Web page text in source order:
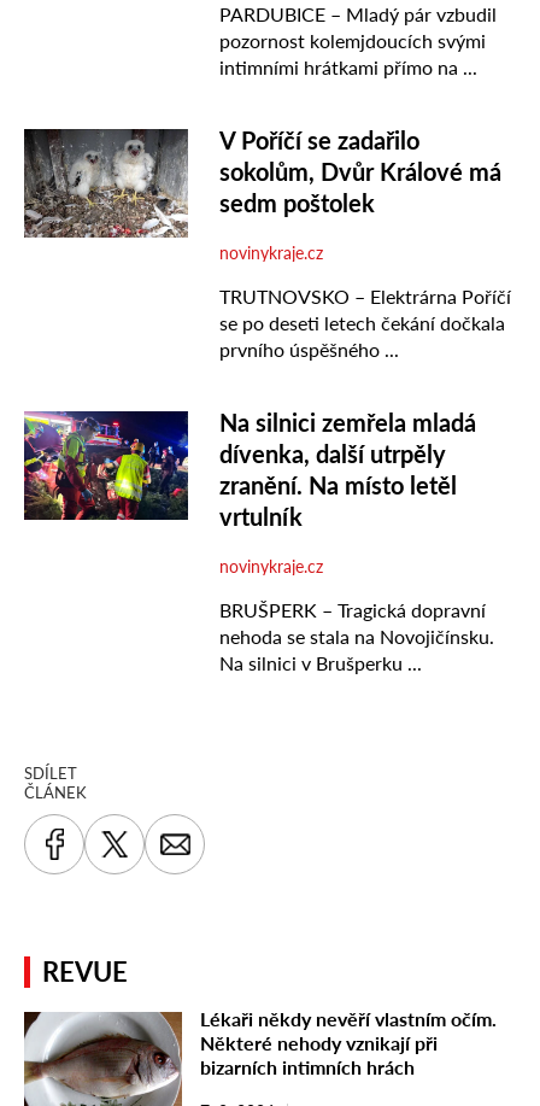
SDÍLET
ČLÁNEK
REVUE
Lékaři někdy nevěří vlastním očím.
Některé nehody vznikají při
bizarních intimních hrách